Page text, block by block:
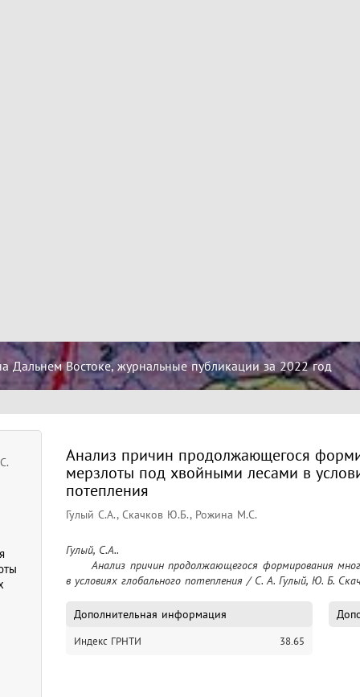
Дальнем Востоке, журнальные публикации за 2022 год
Анализ причин продолжающегося
мерзлоты под хвойными лесами в
потепления
Гулый С.А., Скачков Ю.Б., Рожина М.С.
Гулый, С.А..
	Анализ причин продолжающегося формирования многолетней мерзлоты под хвойными лесами
в условиях глобального потепления / С. А. Гулый, Ю. Б.
Дополнительная информация
Индекс ГРНТИ 38.65